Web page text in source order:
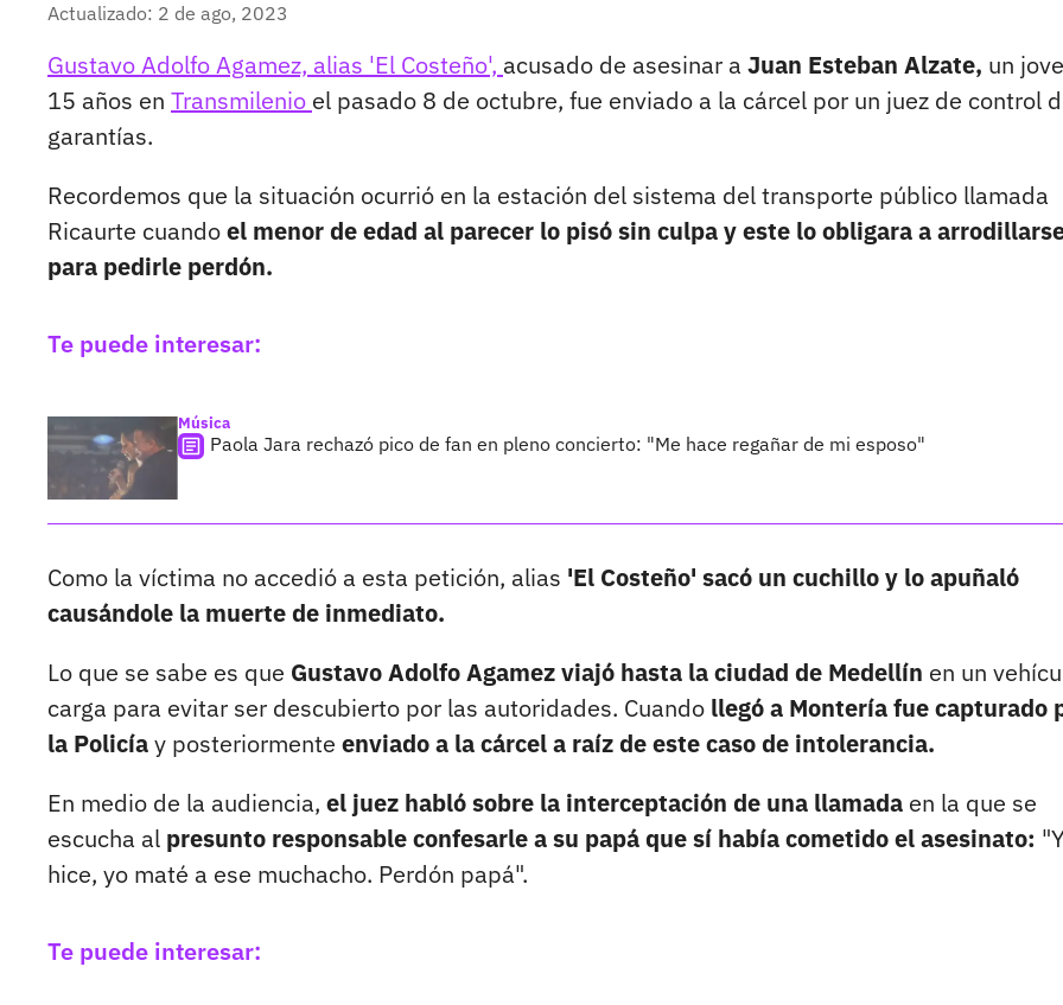
Actualizado: 2 de ago, 2023
Gustavo Adolfo Agamez, alias 'El Costeño', acusado de asesinar a Juan Esteban Alzate, un
15 años en Transmilenio el pasado 8 de octubre, fue enviado a la cárcel por un juez de control
garantías.
Recordemos que la situación ocurrió en la estación del sistema del transporte público llamada
Ricaurte cuandoel menor de edad al parecer lo pisó sin culpa y este lo obligara a
para pedirle perdón.
Te puede interesar:
Música
Paola Jara rechazó pico de fan en pleno concierto: "Me hace regañar de mi esposo"
Como la víctima no accedió a esta petición, alias 'El Costeño' sacó un cuchillo y lo apuñaló
causándole la muerte de inmediato.
Lo que se sabe es que Gustavo Adolfo Agamez viajó hasta la ciudad de Medellín en un
carga para evitar ser descubierto por las autoridades. Cuando llegó a Montería fue capturado
la Policíay posteriormente enviado a la cárcel a raíz de este caso de intolerancia.
En medio de la audiencia, el juez habló sobre la interceptación de una llamada en la que se
escucha al presunto responsable confesarle a su papá que sí había cometido el asesinato:
hice, yo maté a ese muchacho. Perdón papá".
Te puede interesar: